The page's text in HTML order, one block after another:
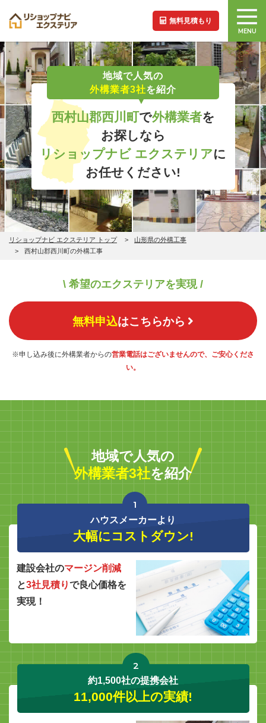
無料見積もり
MENU
地域で人気の
外構業者3社を紹介
西村山郡西川町で外構業者を
お探しなら
リショップナビ エクステリアに
お任せください!
リショップナビ エクステリア トップ
山形県の外構工事
西村山郡西川町の外構工事
\ 希望のエクステリアを実現 /
無料申込はこちらから
※申し込み後に外構業者からの営業電話はございませんので、ご安心くださ
い。
地域で人気の
外構業者3社を紹介
1
ハウスメーカーより
大幅にコストダウン!
建設会社のマージン削減
と3社見積りで良心価格を
実現！
2
約1,500社の提携会社
11,000件以上の実績!